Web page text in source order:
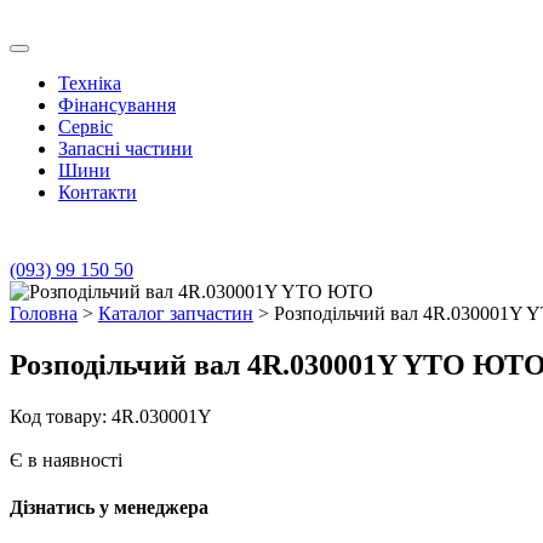
to
Техніка
Фінансування
Сервіс
Запасні частини
Шини
Контакти
(093) 99 150 50
Головна > Каталог запчастин > Розподільчий вал
Розподільчий вал 4R.030001Y YTO
Код товару: 4R.030001Y
Є в наявності
Дізнатись у менеджера